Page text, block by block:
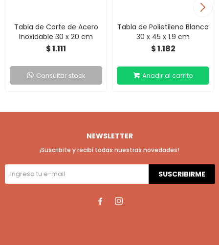
Tabla de Corte de Acero
Inoxidable 30 x 20 cm
$1.111
Consultar stock
Tabla de Polietileno Blanca
30 x 45 x 1.9 cm
$1.182
NEWSLETTER
¡Suscribite y recibí todas nuestras novedades!
SUSCRIBIRME
 